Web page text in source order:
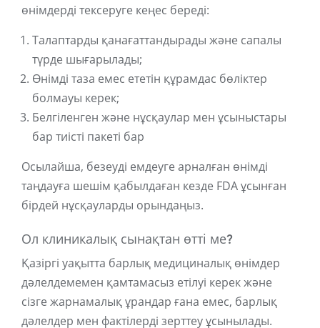
өнімдерді тексеруге кеңес береді:
Талаптарды қанағаттандырады және сапалы
түрде шығарылады;
Өнімді таза емес ететін құрамдас бөліктер
болмауы керек;
Белгіленген және нұсқаулар мен ұсыныстары
бар тиісті пакеті бар
Осылайша, безеуді емдеуге арналған өнімді
таңдауға шешім қабылдаған кезде FDA ұсынған
бірдей нұсқауларды орындаңыз.
Ол клиникалық сынақтан өтті ме?
Қазіргі уақытта барлық медициналық өнімдер
дәлелдемемен қамтамасыз етілуі керек және
сізге жарнамалық ұрандар ғана емес, барлық
дәлелдер мен фактілерді зерттеу ұсынылады.